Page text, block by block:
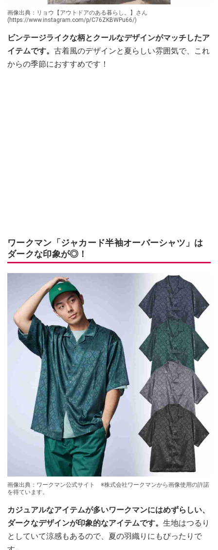
画像出典：リョウ【アウトドアのある暮らし。】さん
(https://www.instagram.com/p/C76ZKBWPu66/)
ビンテージライクな柄とクールなデザインがマッチしたア
イテムです。 古着風のデザインと夏らしい雰囲気で、これ
からの季節におすすめです！
ワークマン「ジャカード半袖オーバーシャツ」は
ダークな印象が◎！
画像出典：ワークマン公式サイト ※株式会社ワークマンから画像使用の許諾
を得ています。
カジュアルなアイテムが多いワークマンにはめずらしい、
ダークなデザインが印象的なアイテムです。 生地はつるり
としていて涼感もあるので、夏の羽織りにもぴったりで